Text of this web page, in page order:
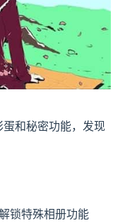
和秘密功能，发现
锁特殊相册功能